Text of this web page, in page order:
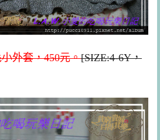
外套，450元。[SIZE:4-6Y，